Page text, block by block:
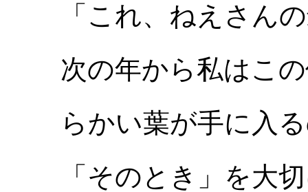
「これ、ねえさん
次の年から私はこ
らかい葉が手に入
「そのとき」を大